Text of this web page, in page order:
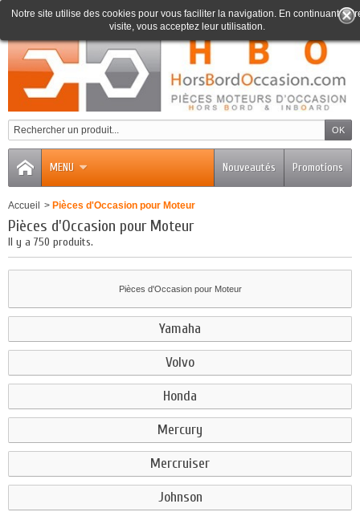
0
MENU Promotions
Nouveautés
Notre site utilise des cookies pour vous faciliter la navigation. En continuant
visite, vous acceptez leur utilisation.
Accueil > Pièces d'Occasion pour Moteur
Pièces d'Occasion pour Moteur
Il y a 750 produits.
Pièces d'Occasion pour Moteur
Yamaha
Volvo
Honda
Mercury
Mercruiser
Johnson